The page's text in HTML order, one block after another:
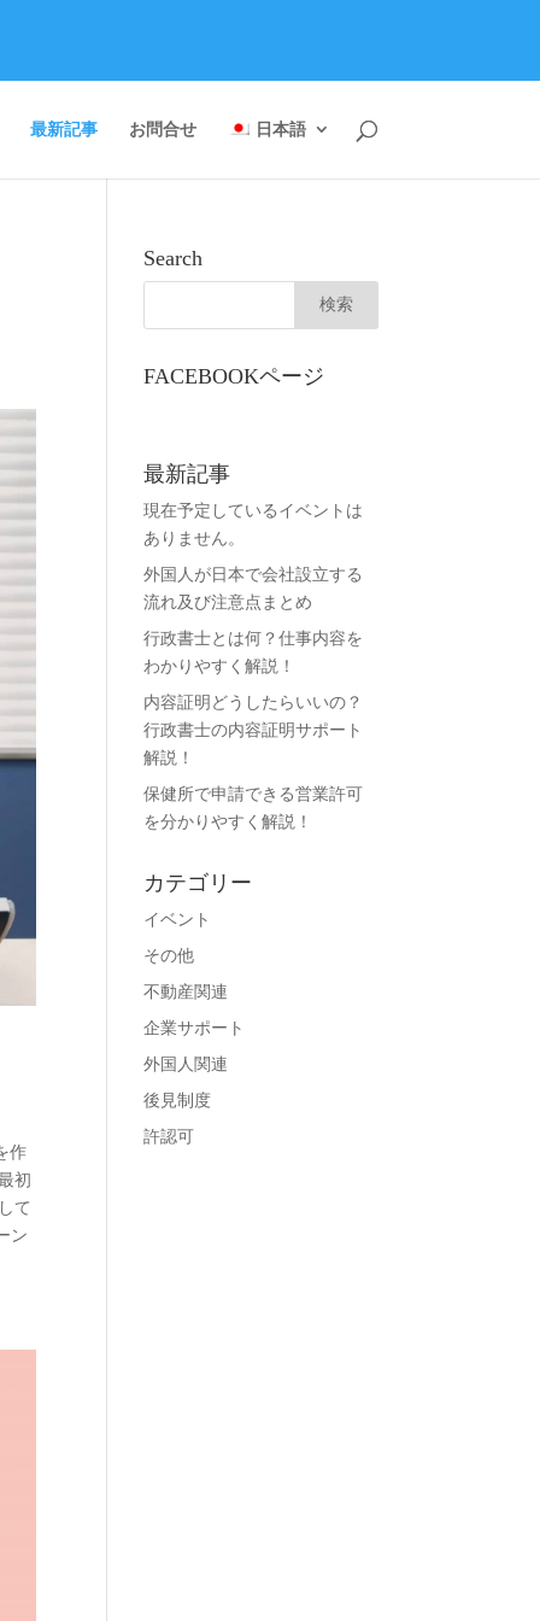
最新記事 お問合せ 日本語
作
初
て
ン
Search
FACEBOOKページ
最新記事
現在予定しているイベントは
ありません。
外国人が日本で会社設立する
流れ及び注意点まとめ
行政書士とは何？仕事内容を
わかりやすく解説！
内容証明どうしたらいいの？
行政書士の内容証明サポート
解説！
保健所で申請できる営業許可
を分かりやすく解説！
カテゴリー
イベント
その他
不動産関連
企業サポート
外国人関連
後見制度
許認可